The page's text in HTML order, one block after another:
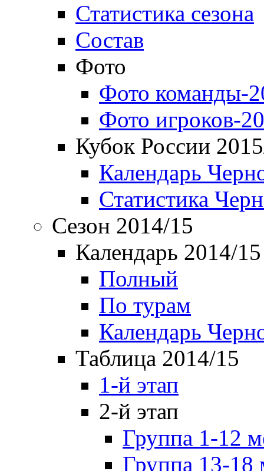
Статистика сезона
Состав
Фото
Фото команды-
Фото игроков-
Кубок России
Календарь
Статистика
Сезон 2014/15
Календарь 2014/15
Полный
По турам
Календарь
Таблица 2014/15
1-й этап
2-й этап
Группа 1-12
Группа 13-18